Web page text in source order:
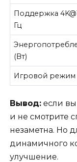
Поддержка
Гц
(Вт)
Игровой режим
Вывод: если вы
и не смотрите
незаметна. Но
динамичного
улучшение.